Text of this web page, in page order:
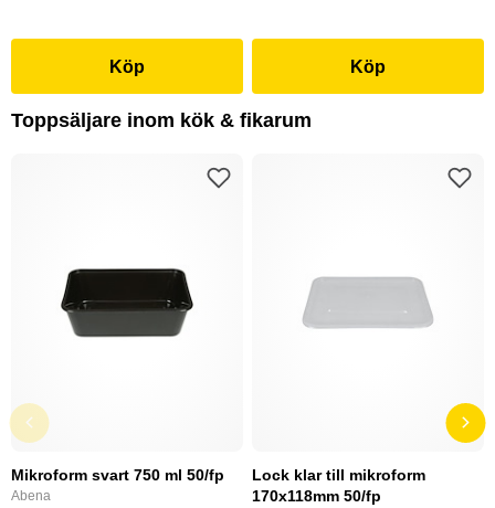
Köp Köp
Toppsäljare inom kök & fikarum
Mikroform svart 750 ml 50/fp
Abena
Lock klar till mikroform
170x118mm 50/fp